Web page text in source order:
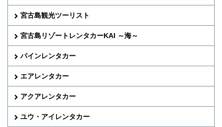
宮古島観光ツーリスト
宮古島リゾートレンタカーKAI ～海～
パインレンタカー
エアレンタカー
アクアレンタカー
ユウ・アイレンタカー